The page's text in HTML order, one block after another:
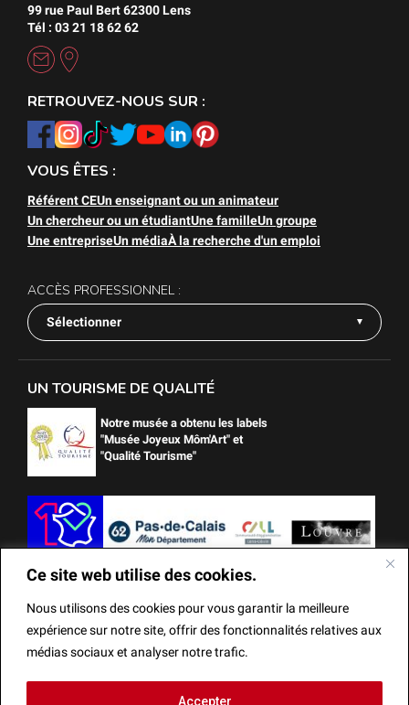
Ce site web utilise des cookies.
Nous utilisons des cookies pour vous garantir la meilleure
expérience sur notre site, offrir des fonctionnalités relatives aux
médias sociaux et analyser notre trafic.
Accepter
99 rue Paul Bert 62300 Lens
Tél : 03 21 18 62 62
RETROUVEZ-NOUS SUR :
VOUS ÊTES :
Référent CEUn enseignant ou un animateur
Un chercheur ou un étudiantUne familleUn groupe
Une entrepriseUn médiaÀ la recherche d'un emploi
ACCÈS PROFESSIONNEL :
Sélectionner
UN TOURISME DE QUALITÉ
Notre musée a obtenu les labels
"Musée Joyeux Môm'Art" et
"Qualité Tourisme"